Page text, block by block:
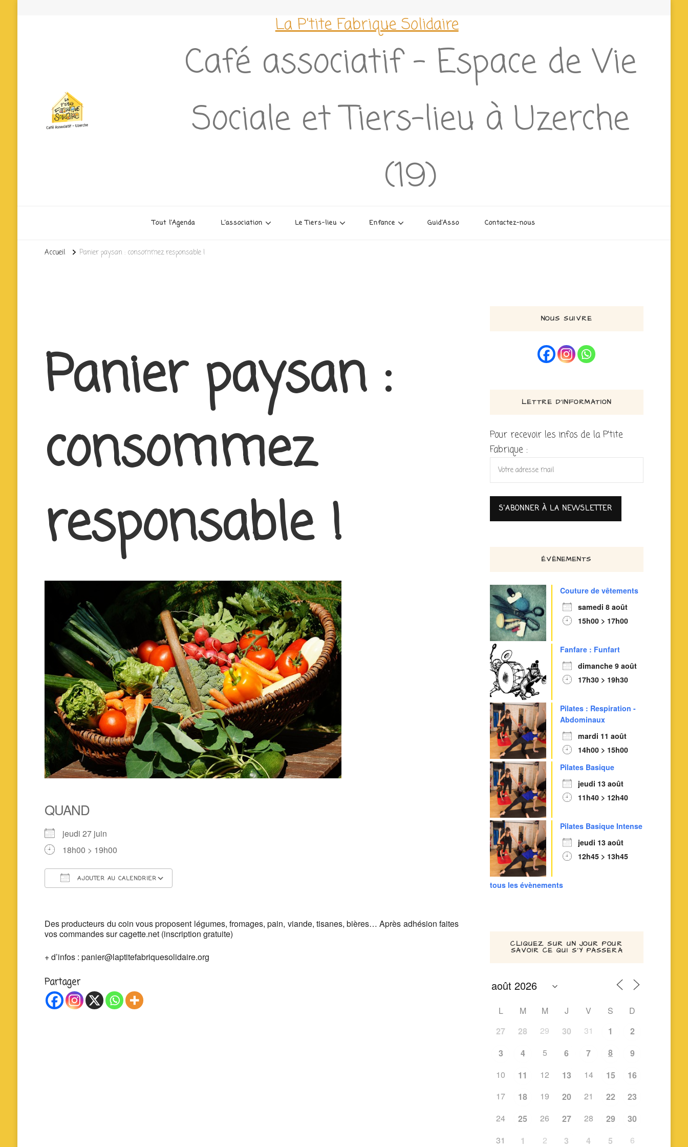
La P'tite Fabrique Solidaire
Café associatif – Espace de Vie
Sociale et Tiers-lieu à Uzerche
(19)
Tout l’Agenda L’association Le Tiers-lieu Enfance Guid’Asso Contactez-nous
Accueil Panier paysan : consommez responsable !
Panier paysan :
consommez
responsable !
QUAND
jeudi 27 juin
18h00 > 19h00
AJOUTER AU CALENDRIER
Des producteurs du coin vous proposent légumes, fromages, pain, viande, tisanes, bières… Après adhésion faites
vos commandes sur cagette.net (inscription gratuite)
+ d’infos : panier@laptitefabriquesolidaire.org
Partager
NOUS SUIVRE
LETTRE D’INFORMATION
Pour recevoir les infos de la P'tite
Fabrique :
ÉVÈNEMENTS
Couture de vêtements
samedi 8 août
15h00 > 17h00
Fanfare : Funfart
dimanche 9 août
17h30 > 19h30
Pilates : Respiration -
Abdominaux
mardi 11 août
14h00 > 15h00
Pilates Basique
jeudi 13 août
11h40 > 12h40
Pilates Basique Intense
jeudi 13 août
12h45 > 13h45
tous les évènements
CLIQUEZ SUR UN JOUR POUR
SAVOIR CE QUI S’Y PASSERA
L M M J V S
D
27
28 29 30 31 1
2
3
4 5 6 7 8
9
10
11 12 13 14 15
16
17
18 19 20 21 22
23
24
25 26 27 28 29
30
31
1 2 3 4 5 6